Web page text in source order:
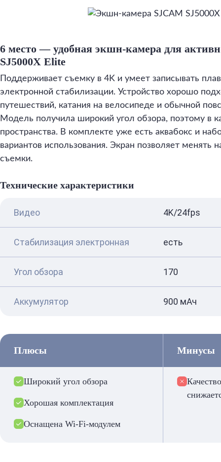
6 место — удобная экшн-камера для
SJ5000X Elite
Поддерживает съемку в 4K и умеет записывать
электронной стабилизации. Устройство хорошо
путешествий, катания на велосипеде и обычной
Модель получила широкий угол обзора, поэтому в
пространства. В комплекте уже есть аквабокс и
вариантов использования. Экран позволяет менять
съемки.
Технические характеристики
Видео 4K/24fps
Стабилизация электронная есть
Угол обзора 170
Аккумулятор 900 мАч
Плюсы
Широкий угол обзора
Хорошая комплектация
Оснащена Wi-Fi-модулем
Минусы